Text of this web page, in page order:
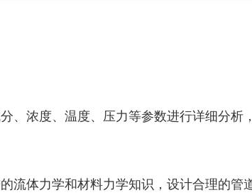
、浓度、温度、压力等参数进行详细分
流体力学和材料力学知识，设计合理的